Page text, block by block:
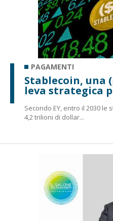
PAGAMENTI
Stablecoin, una
leva strategica
Secondo EY, entro il 2030
4,2 trilioni di dollar...